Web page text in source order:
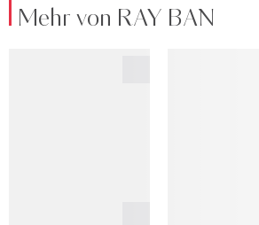
Mehr von RAY BAN